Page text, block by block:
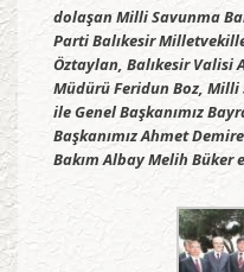
dolaşan Milli Savunma
Parti Balıkesir
Öztaylan, Balıkesir Valisi
Müdürü Feridun Boz, Milli
ile Genel Başkanımız
Başkanımız Ahmet
Bakım Albay Melih Büker